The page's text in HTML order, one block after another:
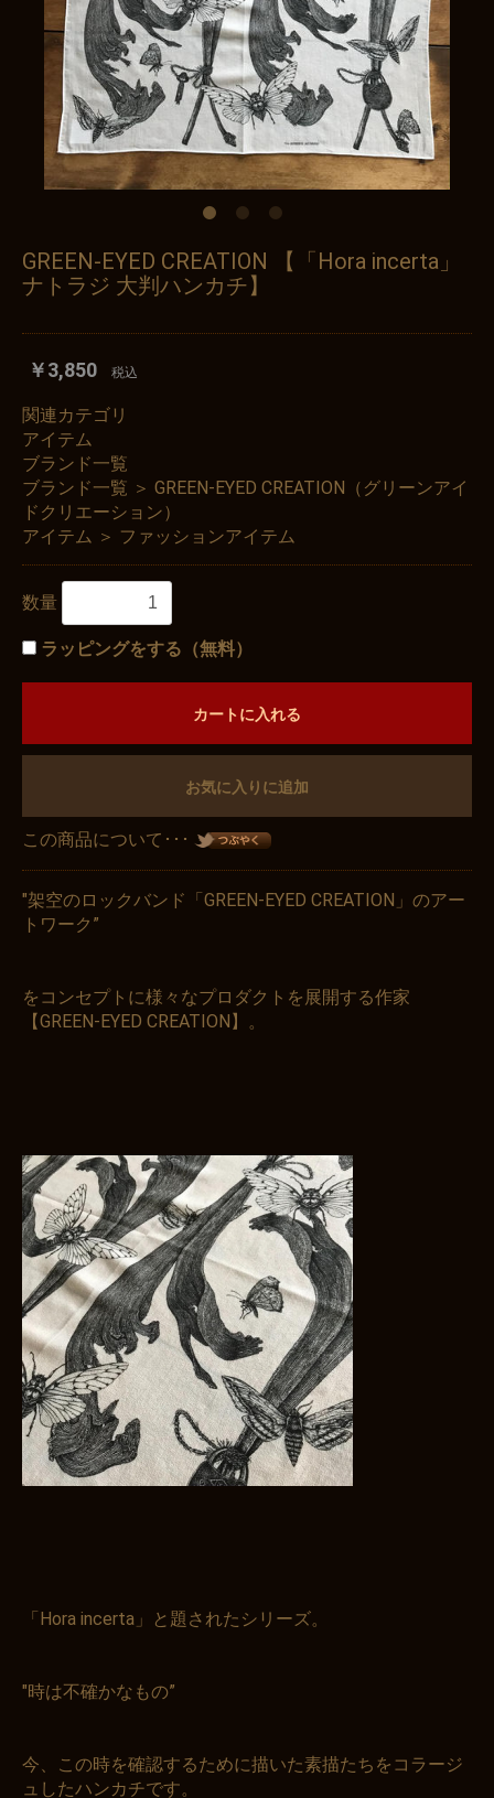
GREEN-EYED CREATION 【「Hora incerta」
ナトラジ 大判ハンカチ】
￥3,850 税込
関連カテゴリ
アイテム
ブランド一覧
ブランド一覧 ＞ GREEN-EYED CREATION（グリーンアイ
ドクリエーション）
アイテム ＞ ファッションアイテム
数量
ラッピングをする（無料）
カートに入れる
お気に入りに追加
この商品について･･･
"架空のロックバンド「GREEN-EYED CREATION」のアー
トワーク”
をコンセプトに様々なプロダクトを展開する作家
【GREEN-EYED CREATION】。
「Hora incerta」と題されたシリーズ。
"時は不確かなもの”
今、この時を確認するために描いた素描たちをコラージ
ュしたハンカチです。